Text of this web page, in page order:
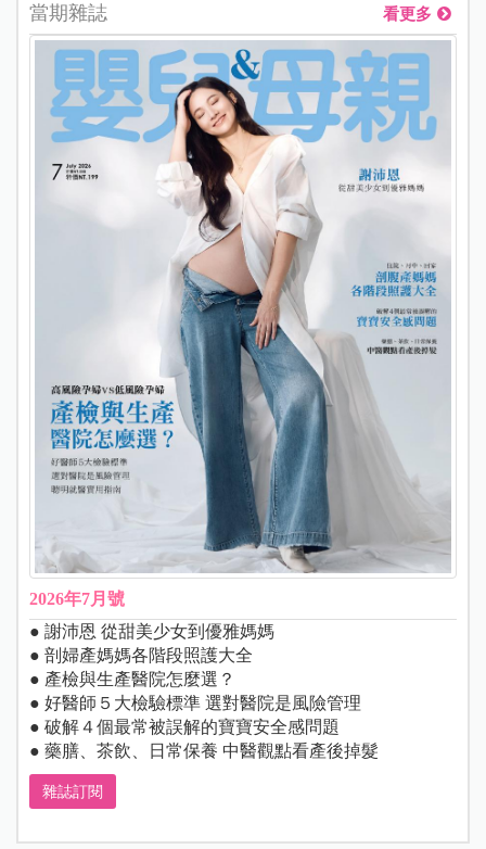
當期雜誌 看更多
2026年7月號
● 謝沛恩 從甜美少女到優雅媽媽
● 剖婦產媽媽各階段照護大全
● 產檢與生產醫院怎麼選？
● 好醫師５大檢驗標準 選對醫院是風險管理
● 破解４個最常被誤解的寶寶安全感問題
● 藥膳、茶飲、日常保養 中醫觀點看產後掉髮
雜誌訂閱